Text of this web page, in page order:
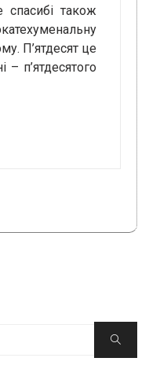
спасибі також
П’ятдесят це
п’ятдесятого
Пошук